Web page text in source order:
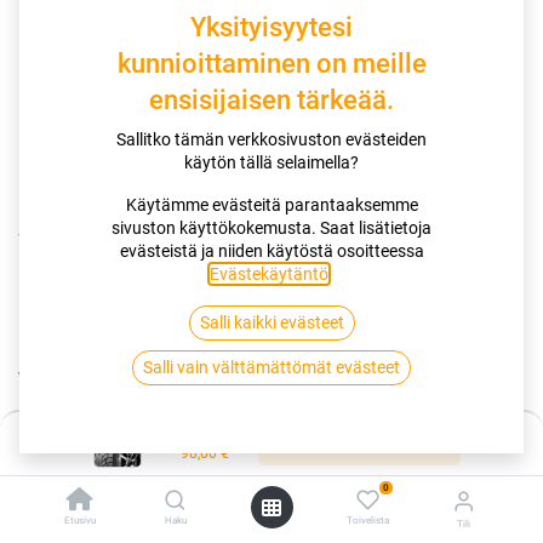
98,00€
Etusivu Haku
0
Toivelista Tili
Kauppa
185/60R14 82T KUMHO WINTERCRAFT ICE WI32 4PR
185/60R14 82T KUMHO
WINTERCRAFT ICE WI32 4PR
98,00€/ kpl
Saatavilla
Yksityisyytesi
kunnioittaminen on meille
ensisijaisen tärkeää.
Sallitko tämän verkkosivuston evästeiden
käytön tällä selaimella?
Käytämme evästeitä parantaaksemme
sivuston käyttökokemusta. Saat lisätietoja
evästeistä ja niiden käytöstä osoitteessa
Evästekäytäntö
Salli kaikki evästeet
Salli vain välttämättömät evästeet